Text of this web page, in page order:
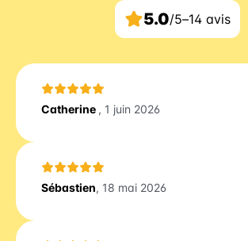
5.0/5–14 avis
Catherine , 1 juin 2026
Sébastien, 18 mai 2026